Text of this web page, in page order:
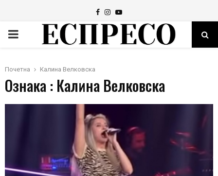
Facebook
Instagram
Youtube
PRIMARY
Почетна Калина Велковска
Ознака : Калина Велковска